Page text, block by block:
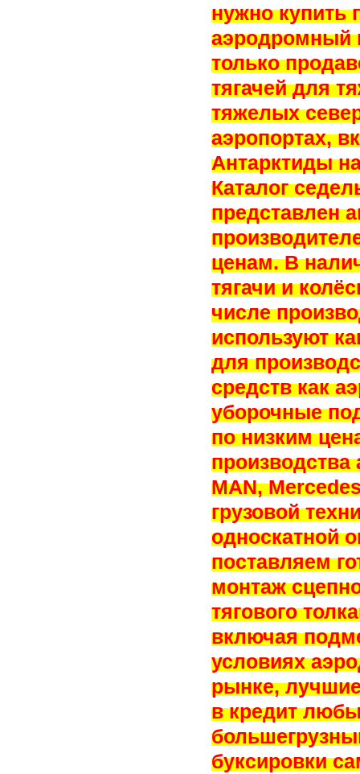
нужно купить
аэродромный
только
тягачей для
тяжелых
аэропортах,
Антарктиды
Каталог
представлен
ценам. В
тягачи и
числе
используют
для
средств как
уборочные
по низким
производства
MAN,
грузовой
односкатной
поставляем
монтаж
тягового
включая
условиях
рынке,
в кредит
буксировки